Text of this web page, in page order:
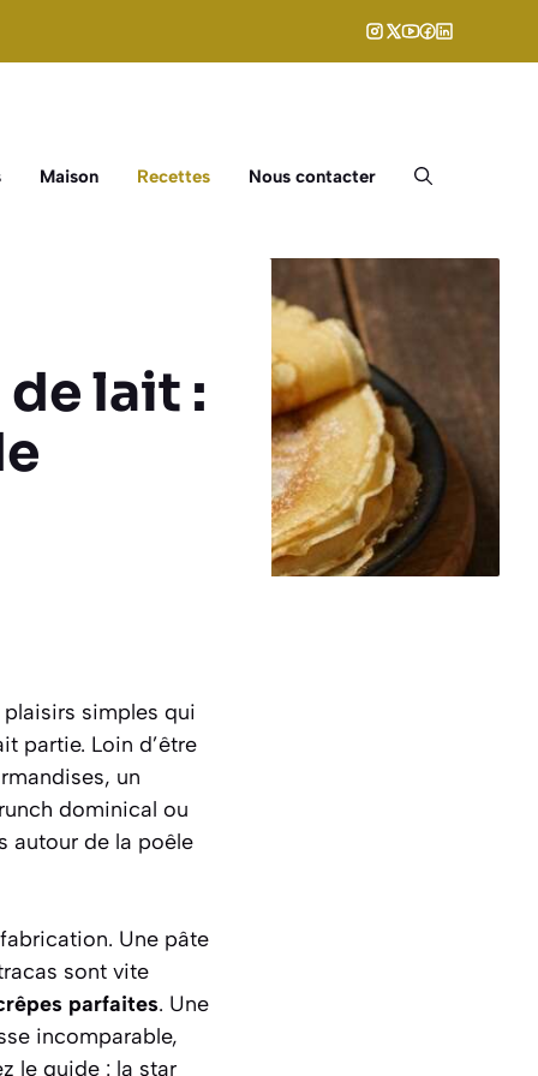
Maison Recettes Nous contacter
lait :
simples qui
partie. Loin d’être
un
dominical ou
autour de la poêle
Une pâte
sont vite
parfaites. Une
incomparable,
le guide : la star